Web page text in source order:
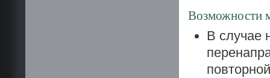
Возможности
В случае